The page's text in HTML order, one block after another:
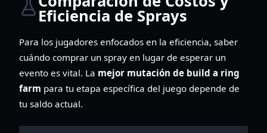
Eficiencia de Sprays
Para los jugadores enfocados en la eficiencia, saber
cuándo comprar un spray en lugar de esperar un
evento es vital. La mejor mutación de build a ring
farm para tu etapa específica del juego depende de
tu saldo actual.